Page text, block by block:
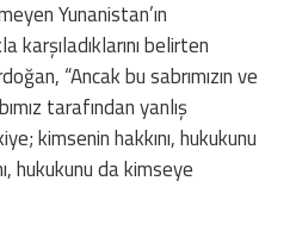
Yunanistan’ın
karşıladıklarını belirten
“Ancak bu sabrımızın ve
tarafından yanlış
kimsenin hakkını, hukukunu
hukukunu da kimseye